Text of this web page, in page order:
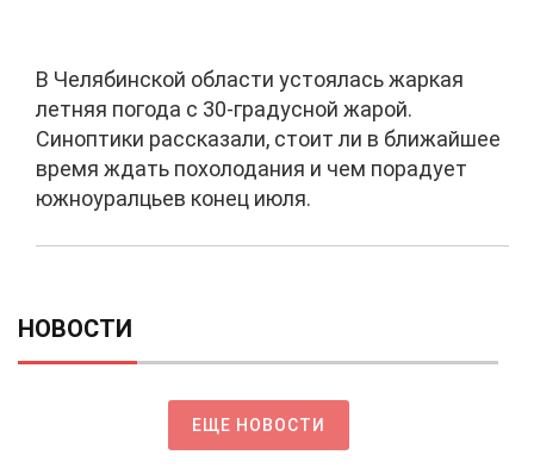
В Челябинской области устоялась жаркая
летняя погода с 30-градусной жарой.
Синоптики рассказали, стоит ли в ближайшее
время ждать похолодания и чем порадует
южноуралцьев конец июля.
НОВОСТИ
ЕЩЕ НОВОСТИ